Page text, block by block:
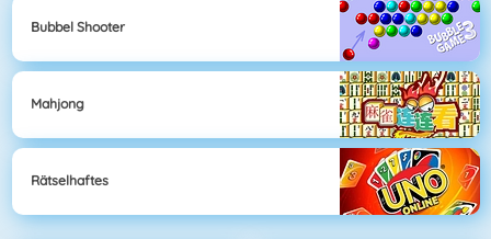
Bubbel Shooter
Mahjong
Rätselhaftes